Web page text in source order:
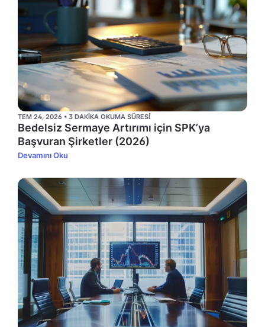
TEM 24, 2026 • 3 DAKIKA OKUMA SÜRESI
Bedelsiz Sermaye Artırımı için SPK’ya
Başvuran Şirketler (2026)
Devamını Oku